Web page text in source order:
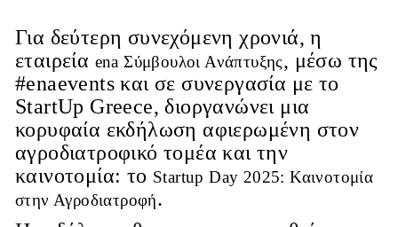
Για δεύτερη συνεχόμενη χρονιά, η
εταιρεία ena Σύμβουλοι Ανάπτυξης, μέσω της
#enaevents και σε συνεργασία με το
StartUp Greece, διοργανώνει μια
κορυφαία εκδήλωση αφιερωμένη στον
αγροδιατροφικό τομέα και την
καινοτομία: το Startup Day 2025: Καινοτομία
στην Αγροδιατροφή.